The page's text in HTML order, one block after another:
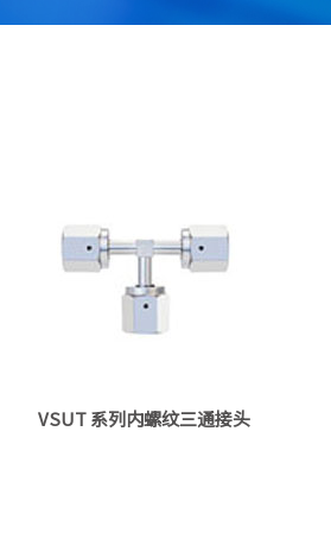
VSUT 系列内螺纹三通接头